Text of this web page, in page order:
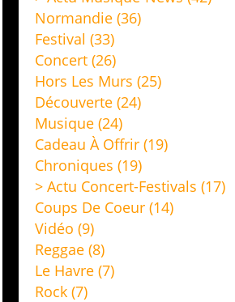
Normandie (36)
Festival (33)
Concert (26)
Hors Les Murs (25)
Découverte (24)
Musique (24)
Cadeau À Offrir (19)
Chroniques (19)
> Actu Concert-Festivals (17)
Coups De Coeur (14)
Vidéo (9)
Reggae (8)
Le Havre (7)
Rock (7)